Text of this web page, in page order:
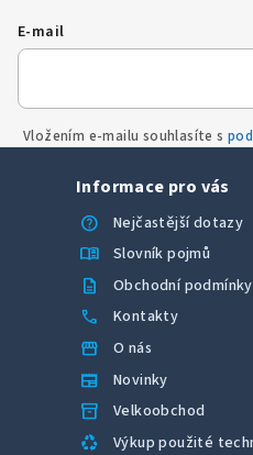
E-mail
Vložením e-mailu souhlasíte s
Informace pro vás
help
Nejčastější dotazy
menu_book Slovník pojmů
description Obchodní podmínky
call Kontakty
storefront O nás
newspaper Novinky
inventory_2 Velkoobchod
recycling Výkup použité